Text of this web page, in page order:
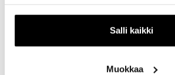
Salli kaikki
Muokkaa
Kesällä on tärkeää, että vaatteet ovat
hengittävät kuumalla ilmalla. Kesälle
vaatekaappiin erilaisia hameita ja
sekä lyhythihaisia paitoja. Itiksen
asuinspiraatiota kesään!